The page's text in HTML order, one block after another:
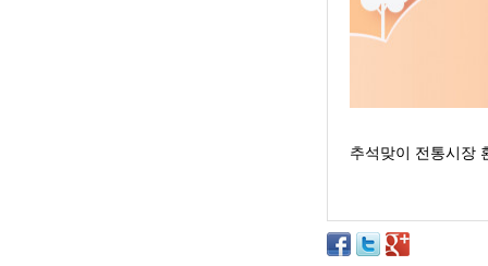
추석맞이 전통시장